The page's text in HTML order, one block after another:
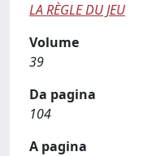
LA RÈGLE DU JEU
Volume
39
Da pagina
104
A pagina